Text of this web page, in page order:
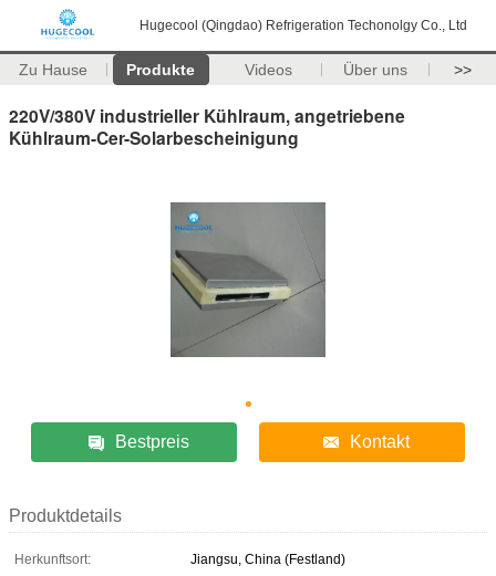
Hugecool (Qingdao) Refrigeration Techonolgy Co., Ltd
Zu Hause Produkte Videos Über uns >>
220V/380V industrieller Kühlraum, angetriebene
Kühlraum-Cer-Solarbescheinigung
Bestpreis Kontakt
Produktdetails
Herkunftsort:
Jiangsu, China (Festland)